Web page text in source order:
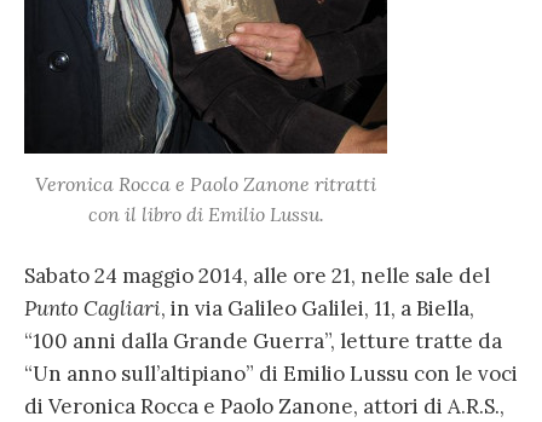
Veronica Rocca e Paolo Zanone ritratti
con il libro di Emilio Lussu.
Sabato 24 maggio 2014, alle ore 21, nelle sale del
Punto Cagliari, in via Galileo Galilei, 11, a Biella,
“100 anni dalla Grande Guerra”, letture tratte da
“Un anno sull’altipiano” di Emilio Lussu con le voci
di Veronica Rocca e Paolo Zanone, attori di A.R.S.,